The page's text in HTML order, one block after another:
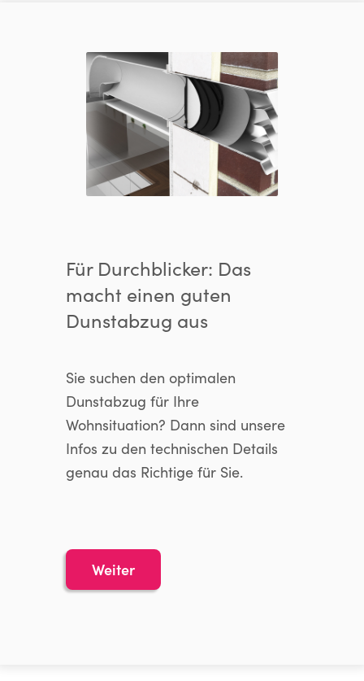
Für Durchblicker: Das
macht einen guten
Dunstabzug aus
Sie suchen den optimalen
Dunstabzug für Ihre
Wohnsituation? Dann sind unsere
Infos zu den technischen Details
genau das Richtige für Sie.
Weiter